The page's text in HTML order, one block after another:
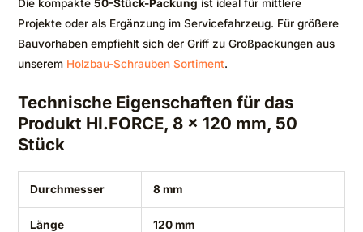
Die kompakte 50-Stück-Packung ist ideal für mittlere
Projekte oder als Ergänzung im Servicefahrzeug. Für größere
Bauvorhaben empfiehlt sich der Griff zu Großpackungen aus
unserem Holzbau-Schrauben Sortiment.
Technische Eigenschaften für das
Produkt HI.FORCE, 8 x 120 mm, 50
Stück
Durchmesser 8 mm
Länge 120 mm